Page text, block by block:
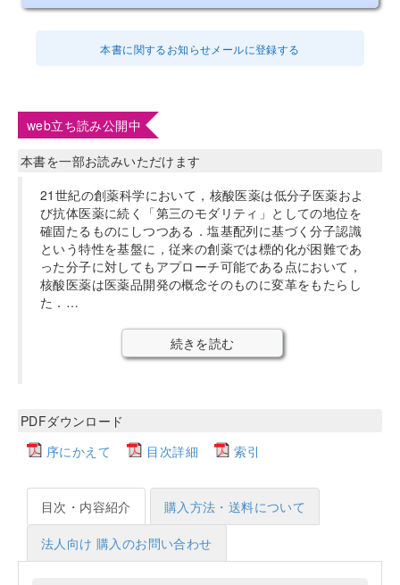
本書に関するお知らせメールに登録する
web立ち読み公開中
本書を一部お読みいただけます
21世紀の創薬科学において，核酸医薬は低分子医薬およ
び抗体医薬に続く「第三のモダリティ」としての地位を
確固たるものにしつつある．塩基配列に基づく分子認識
という特性を基盤に，従来の創薬では標的化が困難であ
った分子に対してもアプローチ可能である点において，
核酸医薬は医薬品開発の概念そのものに変革をもたらし
た．…
続きを読む
PDFダウンロード
序にかえて
目次詳細 索引
目次・内容紹介 購入方法・送料について
法人向け 購入のお問い合わせ